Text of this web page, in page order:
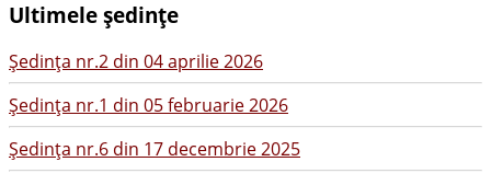
Ultimele ședințe
Şedinţa nr.2 din 04 aprilie 2026
Şedinţa nr.1 din 05 februarie 2026
Şedinţa nr.6 din 17 decembrie 2025